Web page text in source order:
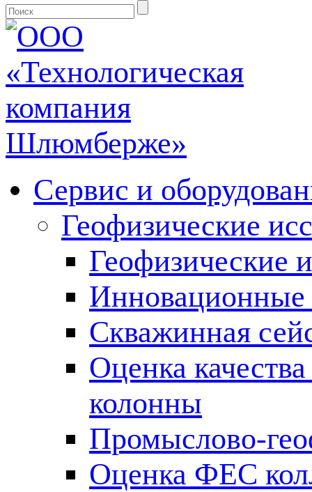
Сервис и
Геофизические
Геофизические
Инновационные
Скважинная
Оценка
колонны
Промыслово-
Оценка ФЕС